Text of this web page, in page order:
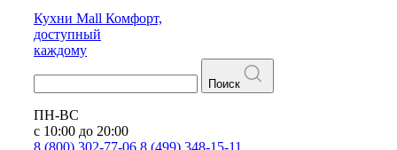
Кухни Mall Комфорт,
доступный
каждому
Поиск
ПН-ВС
с 10:00 до 20:00
8 (800) 302-77-06 8 (499) 348-15-11